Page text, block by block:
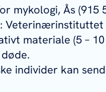
mykologi, Ås (915
Veterinærinstituttet
materiale (5 –
individer kan